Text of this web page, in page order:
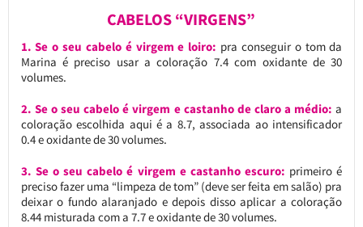
CABELOS “VIRGENS”
1. Se o seu cabelo é virgem e loiro: pra conseguir o tom da
Marina é preciso usar a coloração 7.4 com oxidante de 30
volumes.
2. Se o seu cabelo é virgem e castanho de claro a médio: a
coloração escolhida aqui é a 8.7, associada ao intensificador
0.4 e oxidante de 30 volumes.
3. Se o seu cabelo é virgem e castanho escuro: primeiro é
preciso fazer uma “limpeza de tom” (deve ser feita em salão) pra
deixar o fundo alaranjado e depois disso aplicar a coloração
8.44 misturada com a 7.7 e oxidante de 30 volumes.